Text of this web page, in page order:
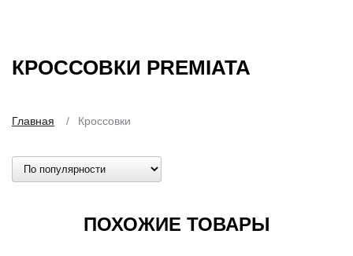
КРОССОВКИ PREMIATA
Главная / Кроссовки
ПОХОЖИЕ ТОВАРЫ